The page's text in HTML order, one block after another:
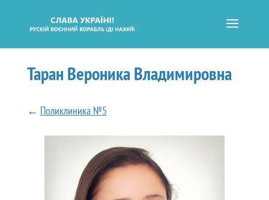
Таран Вероника Владимировна
← Поликлиника №5